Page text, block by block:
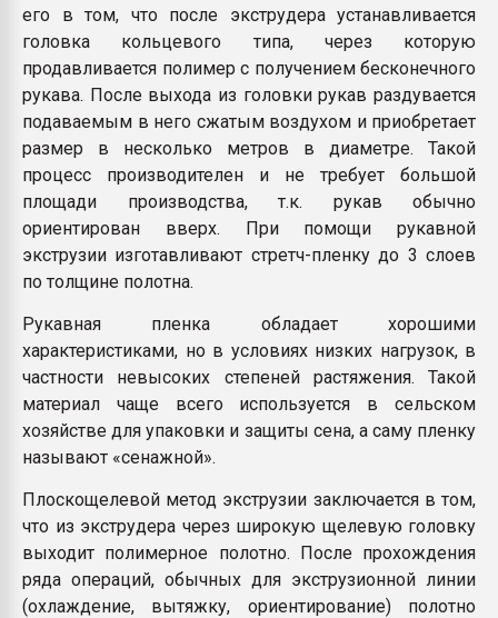
его в том, что после экструдера устанавливается
головка кольцевого типа, через которую
продавливается полимер с получением бесконечного
рукава. После выхода из головки рукав раздувается
подаваемым в него сжатым воздухом и приобретает
размер в несколько метров в диаметре. Такой
процесс производителен и не требует большой
площади производства, т.к. рукав обычно
ориентирован вверх. При помощи рукавной
экструзии изготавливают стретч-пленку до 3 слоев
по толщине полотна.
Рукавная пленка обладает хорошими
характеристиками, но в условиях низких нагрузок, в
частности невысоких степеней растяжения. Такой
материал чаще всего используется в сельском
хозяйстве для упаковки и защиты сена, а саму пленку
называют «сенажной».
Плоскощелевой метод экструзии заключается в том,
что из экструдера через широкую щелевую головку
выходит полимерное полотно. После прохождения
ряда операций, обычных для экструзионной линии
(охлаждение, вытяжку, ориентирование) полотно